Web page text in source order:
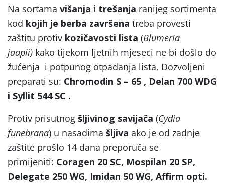
Na sortama višanja i trešanja ranijeg sortimenta
kod kojih je berba završena treba provesti
zaštitu protiv kozičavosti lista (Blumeria
jaapii) kako tijekom ljetnih mjeseci ne bi došlo do
žućenja i potpunog otpadanja lista. Dozvoljeni
preparati su: Chromodin S – 65 , Delan 700 WDG
i Syllit 544 SC .
Protiv prisutnog šljivinog savijača (Cydia
funebrana) u nasadima šljiva ako je od zadnje
zaštite prošlo 14 dana preporuča se
primijeniti: Coragen 20 SC, Mospilan 20 SP,
Delegate 250 WG, Imidan 50 WG, Affirm opti.